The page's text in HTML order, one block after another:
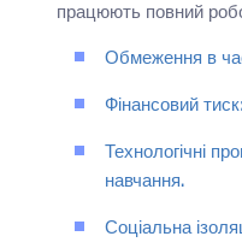
працюють повний
Обмеження в
Фінансовий
Технологічні
навчання.
Соціальна